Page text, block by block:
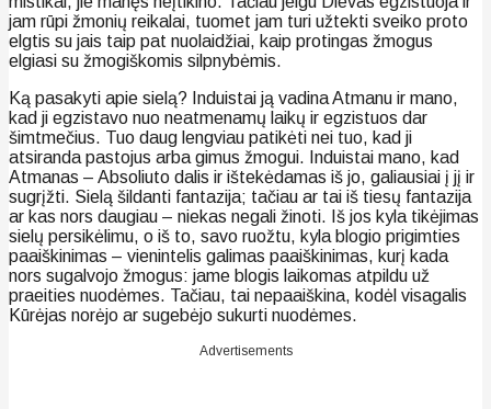
jam rūpi žmonių reikalai, tuomet jam turi užtekti sveiko proto
elgtis su jais taip pat nuolaidžiai, kaip protingas žmogus
elgiasi su žmogiškomis silpnybėmis.
Ką pasakyti apie sielą? Induistai ją vadina Atmanu ir mano,
kad ji egzistavo nuo neatmenamų laikų ir egzistuos dar
šimtmečius. Tuo daug lengviau patikėti nei tuo, kad ji
atsiranda pastojus arba gimus žmogui. Induistai mano, kad
Atmanas – Absoliuto dalis ir ištekėdamas iš jo, galiausiai į jį ir
sugrįžti. Sielą šildanti fantazija; tačiau ar tai iš tiesų fantazija
ar kas nors daugiau – niekas negali žinoti. Iš jos kyla tikėjimas
sielų persikėlimu, o iš to, savo ruožtu, kyla blogio prigimties
paaiškinimas – vienintelis galimas paaiškinimas, kurį kada
nors sugalvojo žmogus: jame blogis laikomas atpildu už
praeities nuodėmes. Tačiau, tai nepaaiškina, kodėl visagalis
Kūrėjas norėjo ar sugebėjo sukurti nuodėmes.
Advertisements